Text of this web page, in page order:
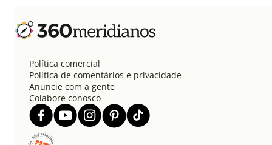
Política comercial
Política de comentários e privacidade
Anuncie com a gente
Colabore conosco